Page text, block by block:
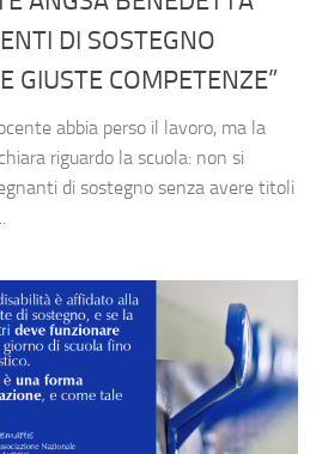
DI SOSTEGNO
GIUSTE COMPETENZE”
abbia perso il lavoro, ma la
riguardo la scuola: non si
di sostegno senza avere titoli